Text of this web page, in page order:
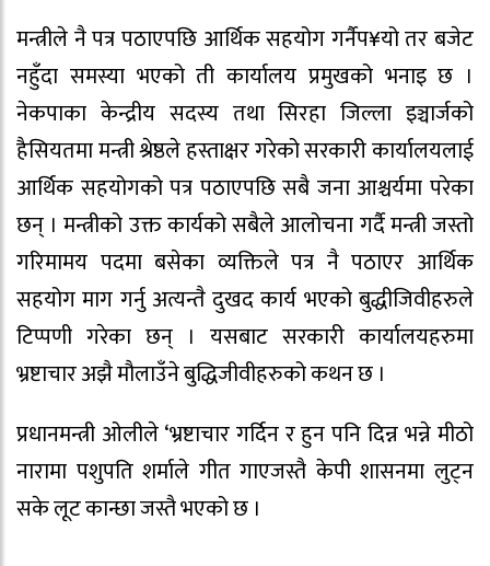
मन्त्रीले नै पत्र पठाएपछि आर्थिक सहयोग गर्नैप¥यो तर बजेट
नहुँदा समस्या भएको ती कार्यालय प्रमुखको भनाइ छ ।
नेकपाका केन्द्रीय सदस्य तथा सिरहा जिल्ला इञ्चार्जको
हैसियतमा मन्त्री श्रेष्ठले हस्ताक्षर गरेको सरकारी कार्यालयलाई
आर्थिक सहयोगको पत्र पठाएपछि सबै जना आश्चर्यमा परेका
छन् । मन्त्रीको उक्त कार्यको सबैले आलोचना गर्दै मन्त्री जस्तो
गरिमामय पदमा बसेका व्यक्तिले पत्र नै पठाएर आर्थिक
सहयोग माग गर्नु अत्यन्तै दुखद कार्य भएको बुद्धीजिवीहरुले
टिप्पणी गरेका छन् । यसबाट सरकारी कार्यालयहरुमा
भ्रष्टाचार अझै मौलाउँने बुद्धिजीवीहरुको कथन छ ।
प्रधानमन्त्री ओलीले ‘भ्रष्टाचार गर्दिन र हुन पनि दिन्न भन्ने मीठो
नारामा पशुपति शर्माले गीत गाएजस्तै केपी शासनमा लुट्न
सके लूट कान्छा जस्तै भएको छ ।